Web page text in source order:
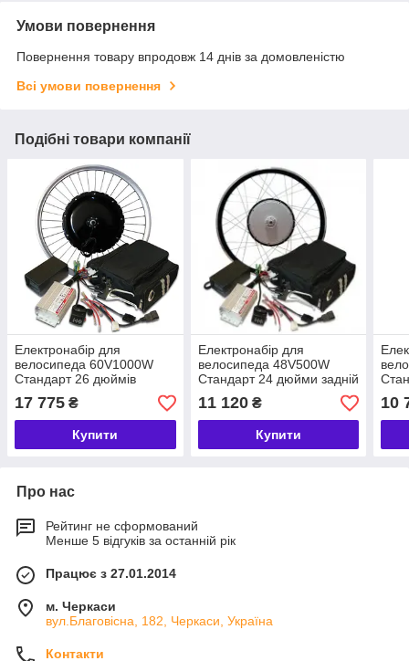
Умови повернення
Повернення товару впродовж 14 днів за домовленістю
Всі умови повернення
Подібні товари компанії
Електронабір для
велосипеда 60V1000W
Стандарт 26 дюймів
задній
17 775 ₴
Купити
Електронабір для
велосипеда 48V500W
Стандарт 24 дюйми задній
11 120₴
Купити
10
Про нас
Рейтинг не сформований
Менше 5 відгуків за останній рік
Працює з 27.01.2014
м. Черкаси
вул.Благовісна, 182, Черкаси, Україна
Контакти